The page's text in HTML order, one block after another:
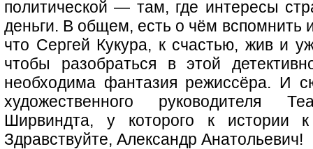
политической — там, где интересы
деньги. В общем, есть о чём вспомнить
что Сергей Кукура, к счастью, жив и
чтобы разобраться в этой
необходима фантазия режиссёра. И
художественного руководителя
Ширвиндта, у которого к истории
Здравствуйте, Александр Анатольевич!